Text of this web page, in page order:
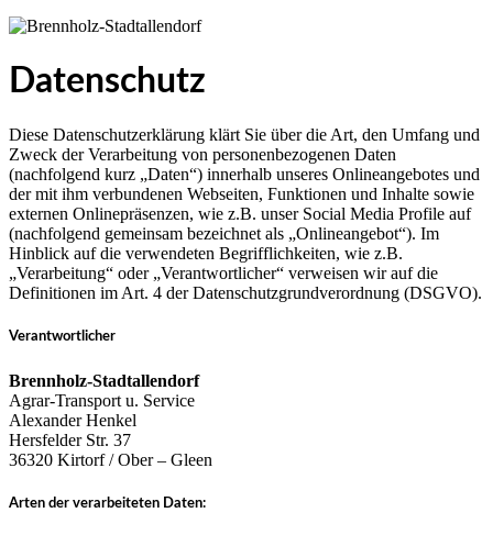
Datenschutz
Diese Datenschutzerklärung klärt Sie über die Art, den Umfang und
Zweck der Verarbeitung von personenbezogenen Daten
(nachfolgend kurz „Daten“) innerhalb unseres Onlineangebotes und
der mit ihm verbundenen Webseiten, Funktionen und Inhalte sowie
externen Onlinepräsenzen, wie z.B. unser Social Media Profile auf
(nachfolgend gemeinsam bezeichnet als „Onlineangebot“). Im
Hinblick auf die verwendeten Begrifflichkeiten, wie z.B.
„Verarbeitung“ oder „Verantwortlicher“ verweisen wir auf die
Definitionen im Art. 4 der Datenschutzgrundverordnung (DSGVO).
Verantwortlicher
Brennholz-Stadtallendorf
Agrar-Transport u. Service
Alexander Henkel
Hersfelder Str. 37
36320 Kirtorf / Ober – Gleen
Arten der verarbeiteten Daten: